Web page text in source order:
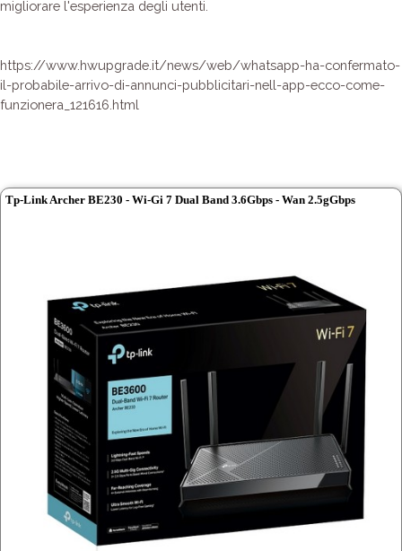
migliorare l'esperienza degli utenti.
https://www.hwupgrade.it/news/web/whatsapp-ha-confermato-
il-probabile-arrivo-di-annunci-pubblicitari-nell-app-ecco-come-
funzionera_121616.html
Tp-Link Archer BE230 - Wi-Gi 7 Dual Band 3.6Gbps - Wan 2.5gGbps